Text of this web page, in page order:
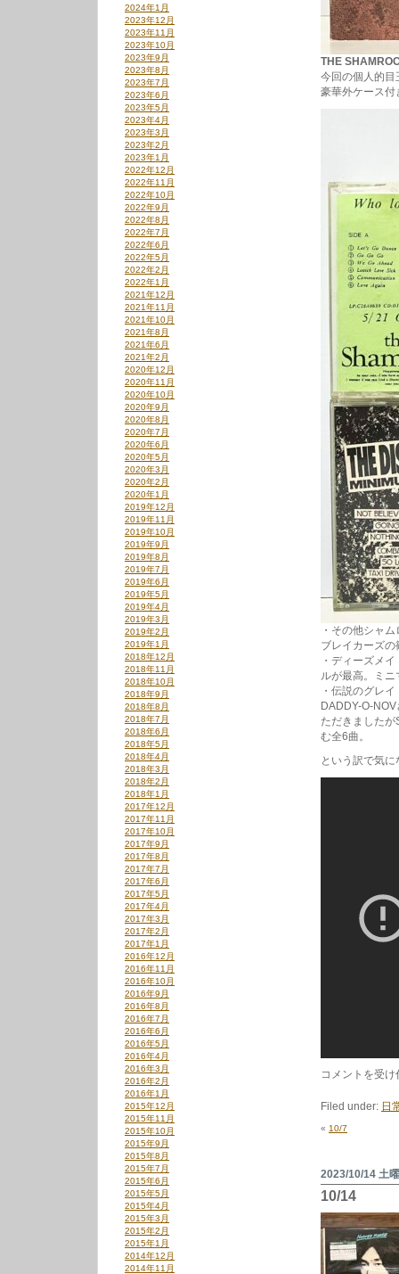
THE
今回の個人的目
豪華外ケース付
・その他シャ
ブレイカーズ
・ディーズメ
ルが最高。ミニ
・伝説のグレ
DADDY-O-
ただきました
む全6曲。
という訳で気
cassette
は
コメントを受
Filed under: 日
« 10/7
2023/10/14 土
10/14
2024年1月
2023年12月
2023年11月
2023年10月
2023年9月
2023年8月
2023年7月
2023年6月
2023年5月
2023年4月
2023年3月
2023年2月
2023年1月
2022年12月
2022年11月
2022年10月
2022年9月
2022年8月
2022年7月
2022年6月
2022年5月
2022年2月
2022年1月
2021年12月
2021年11月
2021年10月
2021年8月
2021年6月
2021年2月
2020年12月
2020年11月
2020年10月
2020年9月
2020年8月
2020年7月
2020年6月
2020年5月
2020年3月
2020年2月
2020年1月
2019年12月
2019年11月
2019年10月
2019年9月
2019年8月
2019年7月
2019年6月
2019年5月
2019年4月
2019年3月
2019年2月
2019年1月
2018年12月
2018年11月
2018年10月
2018年9月
2018年8月
2018年7月
2018年6月
2018年5月
2018年4月
2018年3月
2018年2月
2018年1月
2017年12月
2017年11月
2017年10月
2017年9月
2017年8月
2017年7月
2017年6月
2017年5月
2017年4月
2017年3月
2017年2月
2017年1月
2016年12月
2016年11月
2016年10月
2016年9月
2016年8月
2016年7月
2016年6月
2016年5月
2016年4月
2016年3月
2016年2月
2016年1月
2015年12月
2015年11月
2015年10月
2015年9月
2015年8月
2015年7月
2015年6月
2015年5月
2015年4月
2015年3月
2015年2月
2015年1月
2014年12月
2014年11月